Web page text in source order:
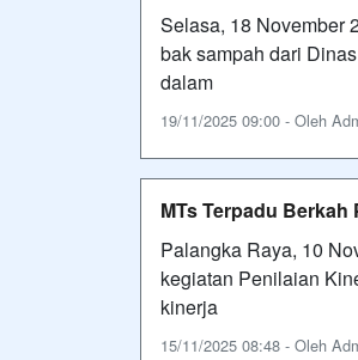
Selasa, 18 November
bak sampah dari
dalam
19/11/2025 09:00 - Oleh
MTs Terpadu
Palangka Raya, 10
kegiatan Penilaian
kinerja
15/11/2025 08:48 - Oleh